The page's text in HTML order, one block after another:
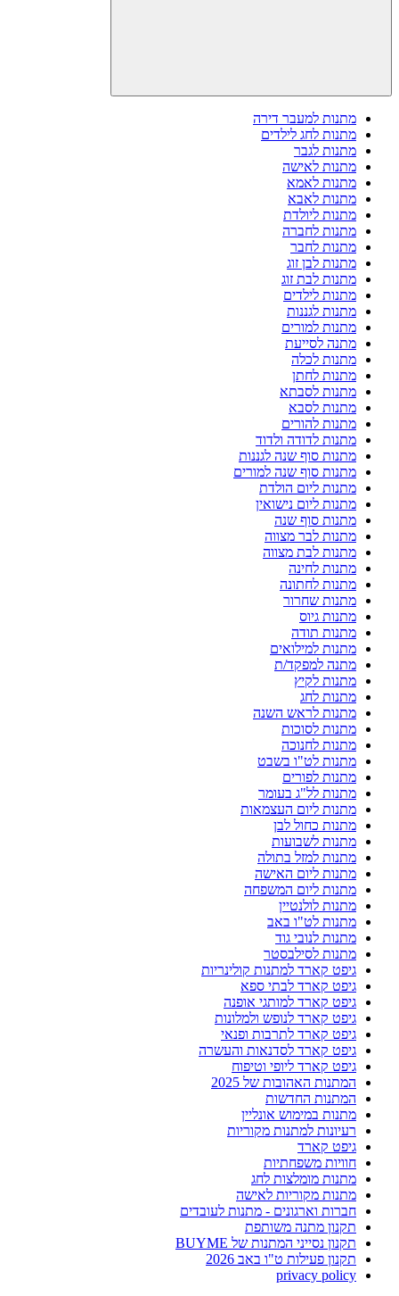
מתנות למעבר דירה
מתנות לחג לילדים
מתנות לגבר
מתנות לאישה
מתנות לאמא
מתנות לאבא
מתנות ליולדת
מתנות לחברה
מתנות לחבר
מתנות לבן זוג
מתנות לבת זוג
מתנות לילדים
מתנות לגננות
מתנות למורים
מתנה לסייעת
מתנות לכלה
מתנות לחתן
מתנות לסבתא
מתנות לסבא
מתנות להורים
מתנות לדודה ולדוד
מתנות סוף שנה לגננות
מתנות סוף שנה למורים
מתנות ליום הולדת
מתנות ליום נישואין
מתנות סוף שנה
מתנות לבר מצווה
מתנות לבת מצווה
מתנות לחינה
מתנות לחתונה
מתנות שחרור
מתנות גיוס
מתנות תודה
מתנות למילואים
מתנה למפקד/ת
מתנות לקיץ
מתנות לחג
מתנות לראש השנה
מתנות לסוכות
מתנות לחנוכה
מתנות לט"ו בשבט
מתנות לפורים
מתנות לל"ג בעומר
מתנות ליום העצמאות
מתנות כחול לבן
מתנות לשבועות
מתנות למזל בתולה
מתנות ליום האישה
מתנות ליום המשפחה
מתנות לולנטיין
מתנות לט"ו באב
מתנות לנובי גוד
מתנות לסילבסטר
גיפט קארד למתנות קולינריות
גיפט קארד לבתי ספא
גיפט קארד למותגי אופנה
גיפט קארד לנופש ולמלונות
גיפט קארד לתרבות ופנאי
גיפט קארד לסדנאות והעשרה
גיפט קארד ליופי וטיפוח
המתנות האהובות של 2025
המתנות החדשות
מתנות במימוש אונליין
רעיונות למתנות מקוריות
גיפט קארד
חוויות משפחתיות
מתנות מומלצות לחג
מתנות מקוריות לאישה
חברות וארגונים - מתנות לעובדים
תקנון מתנה משותפת
תקנון נסייני המתנות של BUYME
תקנון פעילות ט"ו באב 2026
privacy policy